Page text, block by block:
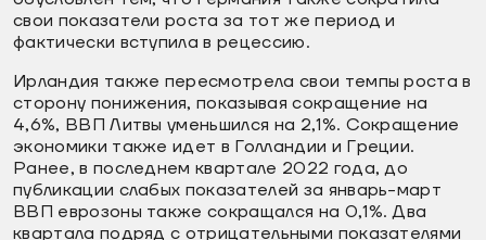
свои показатели роста за тот же период и
фактически вступила в рецессию.
Ирландия также пересмотрела свои темпы роста в
сторону понижения, показывая сокращение на
4,6%, ВВП Литвы уменьшился на 2,1%. Сокращение
экономики также идет в Голландии и Греции.
Ранее, в последнем квартале 2022 года, до
публикации слабых показателей за январь-март
ВВП еврозоны также сокращался на 0,1%. Два
квартала подряд с отрицательными показателями